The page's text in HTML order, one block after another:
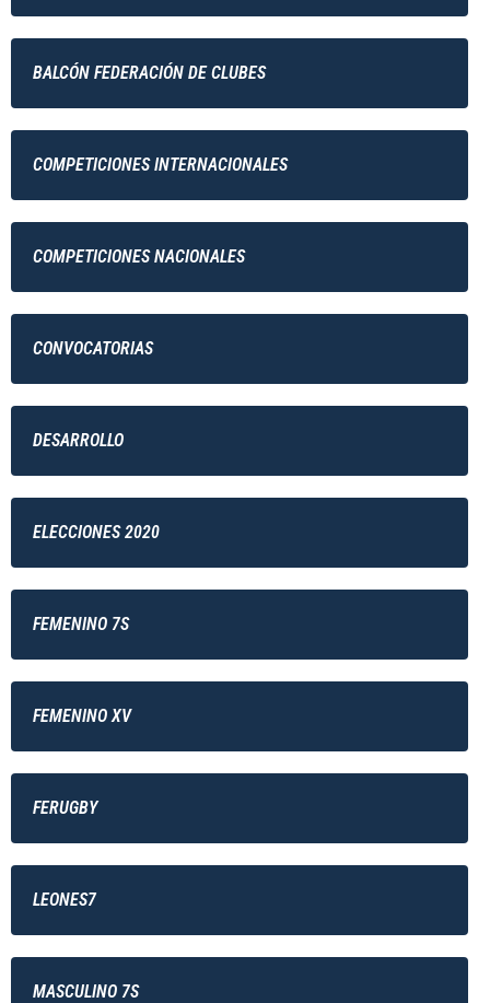
BALCÓN FEDERACIÓN DE CLUBES
COMPETICIONES INTERNACIONALES
COMPETICIONES NACIONALES
CONVOCATORIAS
DESARROLLO
ELECCIONES 2020
FEMENINO 7S
FEMENINO XV
FERUGBY
LEONES7
MASCULINO 7S